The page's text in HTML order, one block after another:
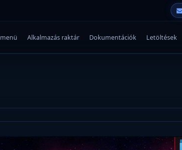
Alkalmazás raktár Dokumentációk Letöltések